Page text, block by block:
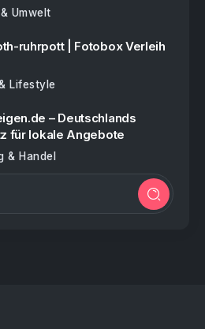
Umwelt
ruhrpott | Fotobox Verleih
Lifestyle
– Deutschlands
für lokale Angebote
& Handel